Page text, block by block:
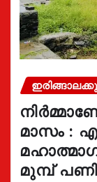
മാസം :
മുമ്പ്